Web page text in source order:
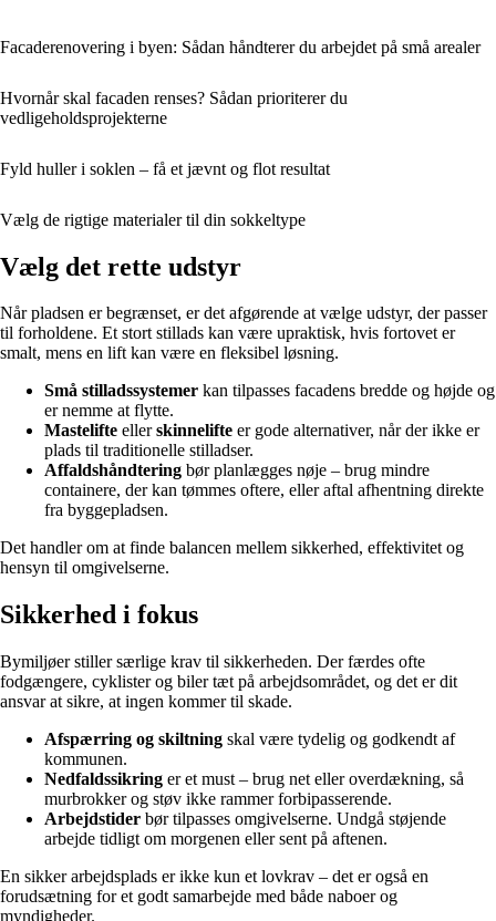
Facaderenovering i byen: Sådan håndterer du arbejdet på små arealer
Hvornår skal facaden renses? Sådan prioriterer du
vedligeholdsprojekterne
Fyld huller i soklen – få et jævnt og flot resultat
Vælg de rigtige materialer til din sokkeltype
Vælg det rette udstyr
Når pladsen er begrænset, er det afgørende at vælge udstyr, der passer
til forholdene. Et stort stillads kan være upraktisk, hvis fortovet er
smalt, mens en lift kan være en fleksibel løsning.
Små stilladssystemer kan tilpasses facadens bredde og højde og
er nemme at flytte.
Mastelifte ellerskinnelifte er gode alternativer, når der ikke er
plads til traditionelle stilladser.
Affaldshåndtering bør planlægges nøje – brug mindre
containere, der kan tømmes oftere, eller aftal afhentning direkte
fra byggepladsen.
Det handler om at finde balancen mellem sikkerhed, effektivitet og
hensyn til omgivelserne.
Sikkerhed i fokus
Bymiljøer stiller særlige krav til sikkerheden. Der færdes ofte
fodgængere, cyklister og biler tæt på arbejdsområdet, og det er dit
ansvar at sikre, at ingen kommer til skade.
Afspærring og skiltning skal være tydelig og godkendt af
kommunen.
Nedfaldssikring er et must – brug net eller overdækning, så
murbrokker og støv ikke rammer forbipasserende.
Arbejdstider bør tilpasses omgivelserne. Undgå støjende
arbejde tidligt om morgenen eller sent på aftenen.
En sikker arbejdsplads er ikke kun et lovkrav – det er også en
forudsætning for et godt samarbejde med både naboer og
myndigheder.